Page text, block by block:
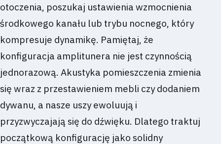
otoczenia, poszukaj ustawienia wzmocnienia
środkowego kanału lub trybu nocnego, który
kompresuje dynamikę. Pamiętaj, że
konfiguracja amplitunera nie jest czynnością
jednorazową. Akustyka pomieszczenia zmienia
się wraz z przestawieniem mebli czy dodaniem
dywanu, a nasze uszy ewoluują i
przyzwyczajają się do dźwięku. Dlatego traktuj
początkową konfigurację jako solidny